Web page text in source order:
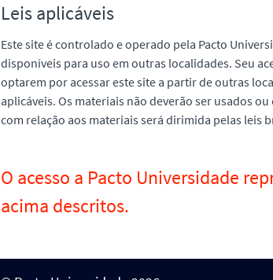
Leis aplicáveis
Este site é controlado e operado pela Pacto
disponíveis para uso em outras localidades. Seu
optarem por acessar este site a partir de outras
aplicáveis. Os materiais não deverão ser usados
com relação aos materiais será dirimida pelas leis
O acesso a Pacto Universidade
acima descritos.